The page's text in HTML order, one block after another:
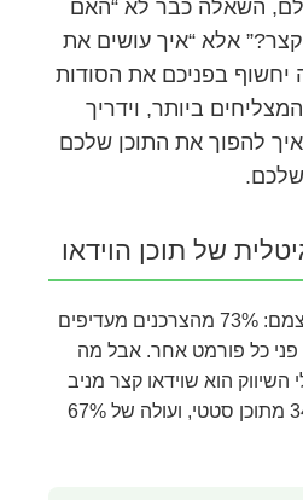
השאלה כבר לא “האם
אלא “איך עושים את
יחשוף בפניכם את הסודות
ביותר, וידריך
להפוך את התוכן שלכם
של תוכן הוידאו
הנתונים מדברים בעד עצמם: 73% מהצרכנים מעדיפים
פני כל פורמט אחר. אבל מה
הוא שוידאו קצר מניב
שיעור המרה גבוה ב-34% מתוכן סטטי, ועולה של 67%